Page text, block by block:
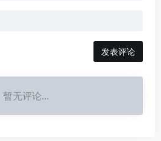
发表评论
暂无评论...